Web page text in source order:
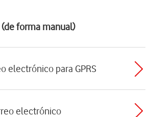
forma manual)
electrónico para GPRS
electrónico